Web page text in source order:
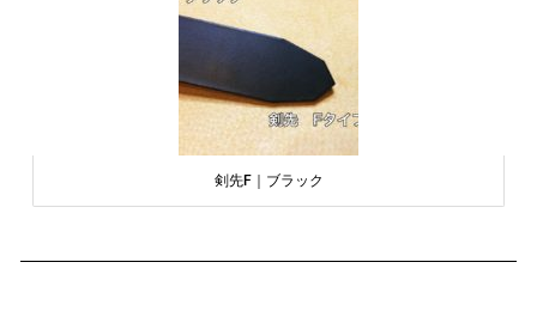
剣先F｜ブラック